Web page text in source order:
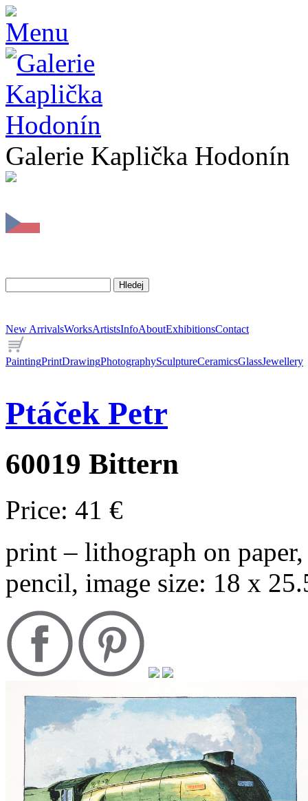
Galerie Kaplička Hodonín
New ArrivalsWorksArtistsInfoAboutExhibitionsContact
PaintingPrintDrawingPhotographySculptureCeramicsGlassJewellery
Ptáček Petr
60019 Bittern
Price: 41 €
print – lithograph on
pencil, image size: 18 x